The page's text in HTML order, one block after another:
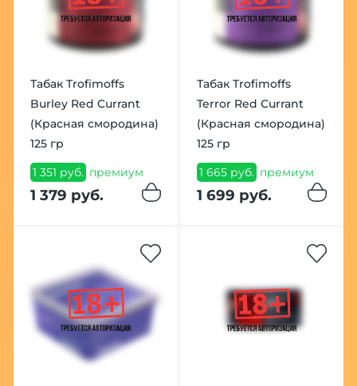
Табак Trofimoffs
Burley Red Currant
(Красная смородина)
125 гр
1 351 руб. премиум
1 379 руб.
Табак Trofimoffs
Terror Red Currant
(Красная смородина)
125 гр
1 665 руб. премиум
1 699 руб.